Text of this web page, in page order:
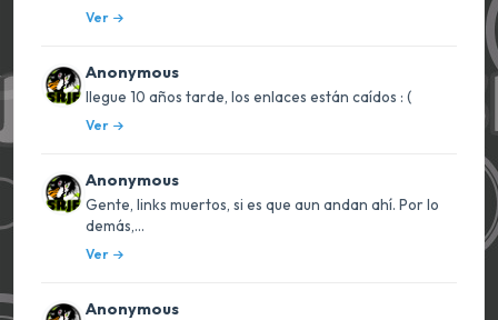
Ver
Anonymous
llegue 10 años tarde, los enlaces están caídos : (
Ver
Anonymous
Gente, links muertos, si es que aun andan ahí. Por lo
demás,...
Ver
Anonymous